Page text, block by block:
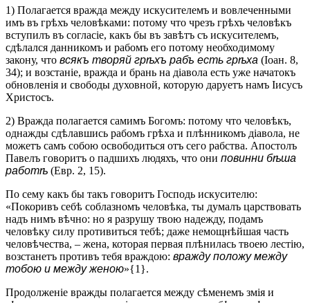
1) Полагается вражда между искусителемъ и вовлеченными
имъ въ грѣхъ человѣками: потому что чрезъ грѣхъ человѣкъ
вступилъ въ согласіе, какъ бы въ завѣтъ съ искусителемъ,
сдѣлался данникомъ и рабомъ его потому необходимому
закону, что всякъ творяй грѣхъ рабъ есть грѣха (Іоан. 8,
34); и возстаніе, вражда и брань на діавола есть уже начатокъ
обновленія и свободы духовной, которую даруетъ намъ Іисусъ
Христосъ.
2) Вражда полагается самимъ Богомъ: потому что человѣкъ,
однажды сдѣлавшись рабомъ грѣха и плѣнникомъ діавола, не
можетъ самъ собою освободиться отъ сего рабства. Апостолъ
Павелъ говоритъ о падшихъ людяхъ, что они повинни бѣша
работѣ (Евр. 2, 15).
По сему какъ бы такъ говоритъ Господь искусителю:
«Покоривъ себѣ соблазномъ человѣка, ты думалъ царствовать
надъ нимъ вѣчно: но я разрушу твою надежду, подамъ
человѣку силу противиться тебѣ; даже немощнѣйшая часть
человѣчества, – жена, которая первая плѣнилась твоею лестію,
возстанетъ противъ тебя враждою: вражду положу между
тобою и между женою»{1}.
Продолженіе вражды полагается между сѣменемъ змія и